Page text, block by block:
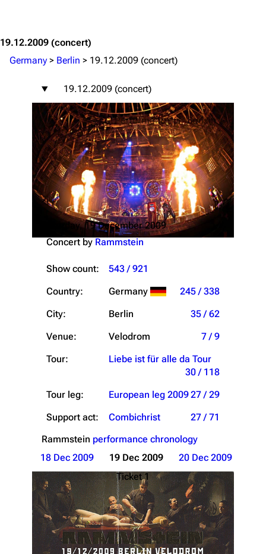
19.12.2009 (concert)
Germany > Berlin > 19.12.2009 (concert)
19.12.2009 (concert)
Performance of "Benzin"
Saturday, 19 December 2009
Concert by Rammstein
Show count:
543 / 921
Country:
Germany
245 / 338
City:
Berlin
35 / 62
Venue:
Velodrom
7 / 9
Tour:
Liebe ist für alle da Tour
30 / 118
Tour leg:
European leg 200927 / 29
Support act:
Combichrist
27 / 71
Rammstein performance chronology
18 Dec 2009
19 Dec 2009
20 Dec 2009
Ticket 1